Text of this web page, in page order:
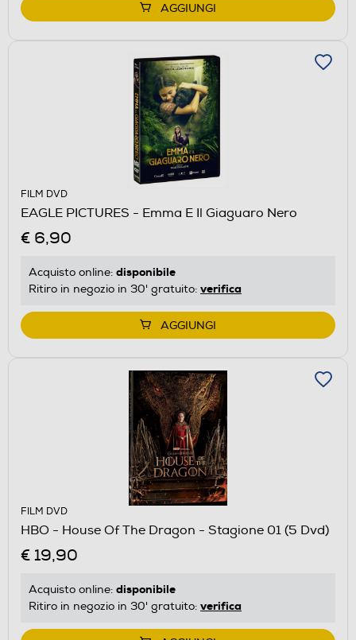
AGGIUNGI
FILM DVD
EAGLE PICTURES - Emma E Il Giaguaro Nero
€ 6,90
Acquisto online: disponibile
Ritiro in negozio in 30' gratuito: verifica
AGGIUNGI
FILM DVD
HBO - House Of The Dragon - Stagione 01 (5 Dvd)
€ 19,90
Acquisto online: disponibile
Ritiro in negozio in 30' gratuito: verifica